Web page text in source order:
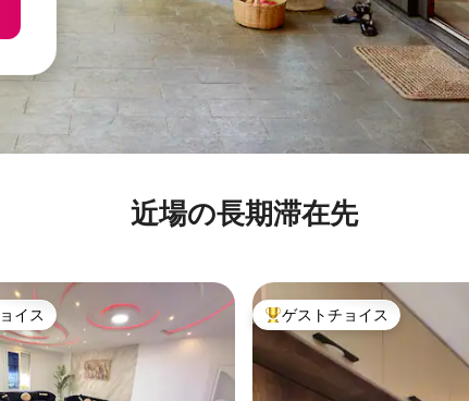
近場の長期滞在先
イス
イス 大好評のゲストチョイスです。
ゲストチョイス